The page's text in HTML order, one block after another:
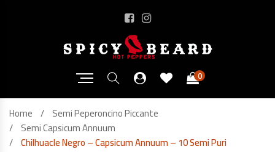
0
Home
Semi Peperoncino Piccante
Semi Capsicum Annuum
Chilhuacle Negro – Capsicum Annuum – 10 Semi Puri